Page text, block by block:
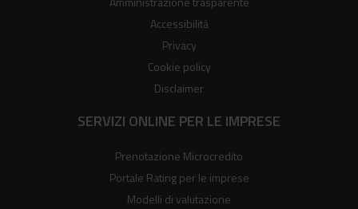
Accessibilità
Privacy
Cookie policy
Disclaimer
SERVIZI ONLINE PER LE IMPRESE
Prenotazione Microcredito
Portale Rating per le imprese
Modelli di valutazione